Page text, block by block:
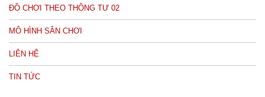
ĐỒ CHƠI THEO THÔNG TƯ 02
MÔ HÌNH SÂN CHƠI
LIÊN HỆ
TIN TỨC